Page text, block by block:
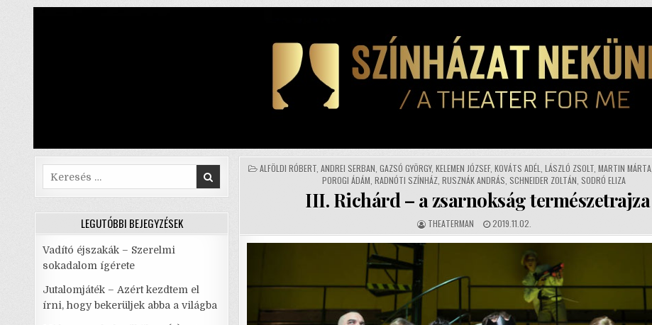
POSTED
ALFÖLDI RÓBERT, ANDREI SERBAN GAZSÓ GYÖRGY, KELEMEN JÓZSEF, KOVÁTS ADÉL LÁSZLÓ ZSOLT, MARTIN MÁRTA,
POROGI ÁDÁM ,RADNÓTI SZÍNHÁZ ,RUSZNÁK ANDRÁS SCHNEIDER ZOLTÁN SODRÓ ELIZA
III. Richárd – a zsarnokság természetrajza
AUTHOR:
THEATERMAN
PUBLISHED
DATE:
2019.11.02.
Search
for:
LEGUTÓBBI BEJEGYZÉSEK
Vadító éjszakák – Szerelmi
sokadalom ígérete
Jutalomjáték – Azért kezdtem el
írni, hogy bekerüljek abba a világba